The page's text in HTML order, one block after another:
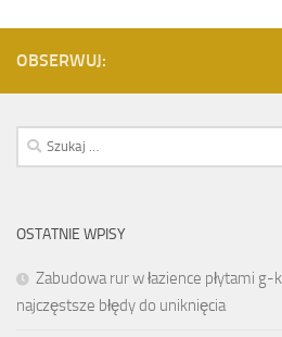
OBSERWUJ:
Szukaj:
OSTATNIE WPISY
Zabudowa rur w łazience płytami
najczęstsze błędy do uniknięcia